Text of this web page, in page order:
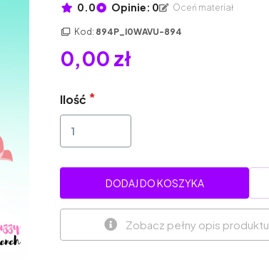
0.0 Opinie: 0 Oceń materiał
Kod: 894P_I0WAVU-894
0,00 zł
Ilość
DODAJ DO KOSZYKA
Zobacz pełny opis produktu